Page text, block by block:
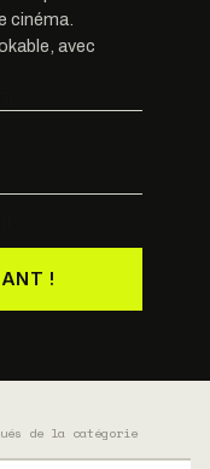
cinéma.
avec
!
de la catégorie